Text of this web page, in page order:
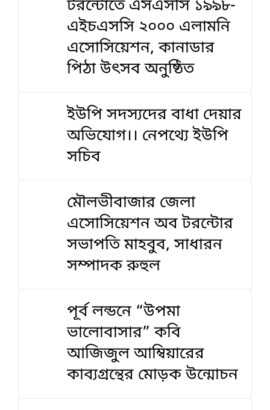
টরন্টোতে এসএসসি ১৯৯৮-
এইচএসসি ২০০০ এলামনি
এসোসিয়েশন, কানাডার
পিঠা উৎসব অনুষ্ঠিত
ইউপি সদস্যদের বাধা দেয়ার
অভিযোগ।। নেপথ্যে ইউপি
সচিব
মৌলভীবাজার জেলা
এসোসিয়েশন অব টরন্টোর
সভাপতি মাহবুব, সাধারন
সম্পাদক রুহুল
পূর্ব লন্ডনে “উপমা
ভালোবাসার” কবি
আজিজুল আম্বিয়ারের
কাব্যগ্রন্থের মোড়ক উন্মোচন